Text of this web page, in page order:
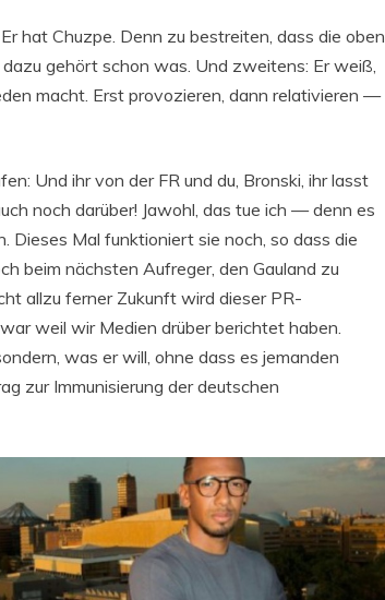
hat Chuzpe. Denn zu bestreiten, dass die oben
gehört schon was. Und zweitens: Er weiß,
macht. Erst provozieren, dann relativieren —
Und ihr von der FR und du, Bronski, ihr lasst
noch darüber! Jawohl, das tue ich — denn es
Dieses Mal funktioniert sie noch, so dass die
beim nächsten Aufreger, den Gauland zu
allzu ferner Zukunft wird dieser PR-
weil wir Medien drüber berichtet haben.
was er will, ohne dass es jemanden
zur Immunisierung der deutschen